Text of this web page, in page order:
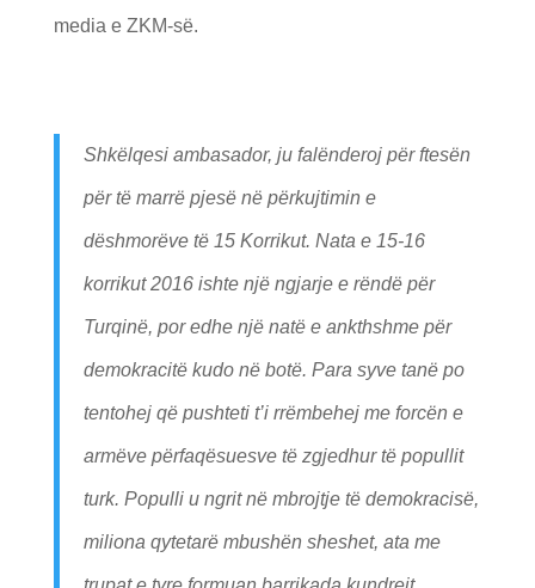
media e ZKM-së.
Shkëlqesi ambasador, ju falënderoj për ftesën
për të marrë pjesë në përkujtimin e
dëshmorëve të 15 Korrikut. Nata e 15-16
korrikut 2016 ishte një ngjarje e rëndë për
Turqinë, por edhe një natë e ankthshme për
demokracitë kudo në botë. Para syve tanë po
tentohej që pushteti t’i rrëmbehej me forcën e
armëve përfaqësuesve të zgjedhur të popullit
turk. Populli u ngrit në mbrojtje të demokracisë,
miliona qytetarë mbushën sheshet, ata me